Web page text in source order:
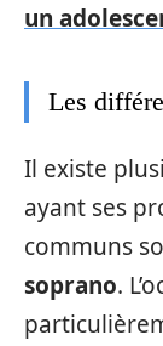
un
Les
Il existe
ayant ses
communs
soprano.